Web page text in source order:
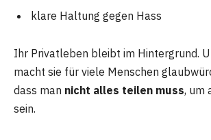
klare Haltung gegen Hass
Ihr Privatleben bleibt im Hintergrund.
macht sie für viele Menschen
dass man nicht alles teilen muss, um
sein.